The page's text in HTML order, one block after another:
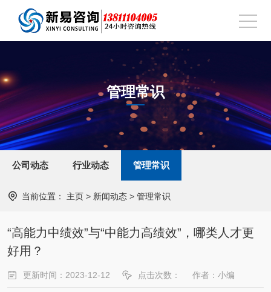
管理常识
公司动态 行业动态 管理常识
当前位置： 主页 > 新闻动态 > 管理常识
“高能力中绩效”与“中能力高绩效”，哪类人才更
好用？
更新时间：2023-12-12 点击次数： 作者：小编